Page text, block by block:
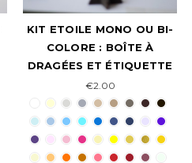
KIT ETOILE MONO OU BI-
COLORE : BOÎTE À
DRAGÉES ET ÉTIQUETTE
€2.00